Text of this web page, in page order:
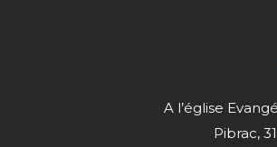
A l’église
Pibrac,